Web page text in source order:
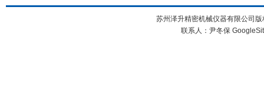
苏州泽升精密机械仪器有限公司
联系人：尹冬保